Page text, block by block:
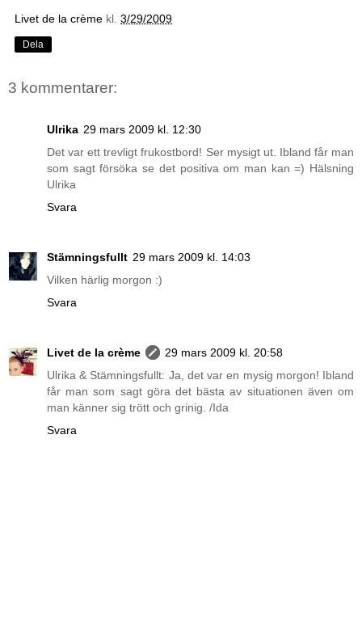
Livet de la crème kl. 3/29/2009
Dela
3 kommentarer:
Ulrika 29 mars 2009 kl. 12:30
Det var ett trevligt frukostbord! Ser mysigt ut. Ibland får man
som sagt försöka se det positiva om man kan =) Hälsning
Ulrika
Svara
Stämningsfullt 29 mars 2009 kl. 14:03
Vilken härlig morgon :)
Svara
Livet de la crème
29 mars 2009 kl. 20:58
Ulrika & Stämningsfullt: Ja, det var en mysig morgon! Ibland
får man som sagt göra det bästa av situationen även om
man känner sig trött och grinig. /Ida
Svara